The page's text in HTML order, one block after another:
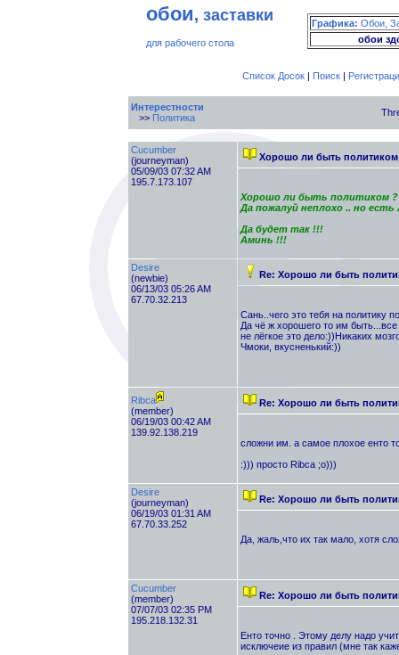
обои, заставки
для рабочего стола
Графика: Обои,
обои
Список Досок| Поиск|
Интерестности
>> Политика
Cucumber
(journeyman)
05/09/03 07:32 AM
195.7.173.107
Хорошо ли быть политиком
Хорошо ли быть политиком
Да пожалуй неплохо .. но
Да будет так !!!
Аминь !!!
Desire
(newbie)
06/13/03 05:26 AM
67.70.32.213
Re: Хорошо ли быть
Сань..чего это тебя на политику
Да чё ж хорошего то им быть...все
не лёгкое это дело:))Никаких
Чмоки, вкусненький:))
Ribca
(member)
06/19/03 00:42 AM
139.92.138.219
Re: Хорошо ли быть
сложни им. а самое плохое енто
:))) просто Ribca ;о)))
Desire
(journeyman)
06/19/03 01:31 AM
67.70.33.252
Re: Хорошо ли быть
Да, жаль,что их так мало, хотя
Cucumber
(member)
07/07/03 02:35 PM
195.218.132.31
Re: Хорошо ли быть
Енто точно . Этому делу надо
исключеие из правил (мне так